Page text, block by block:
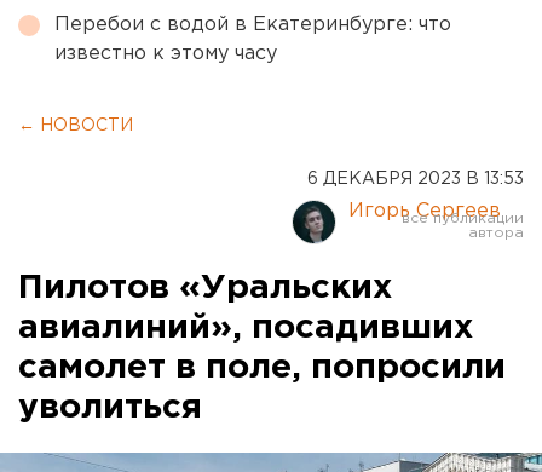
Перебои с водой в Екатеринбурге: что
известно к этому часу
← НОВОСТИ
6 ДЕКАБРЯ 2023 В 13:53
Игорь Сергеев
Пилотов «Уральских
авиалиний», посадивших
самолет в поле, попросили
уволиться